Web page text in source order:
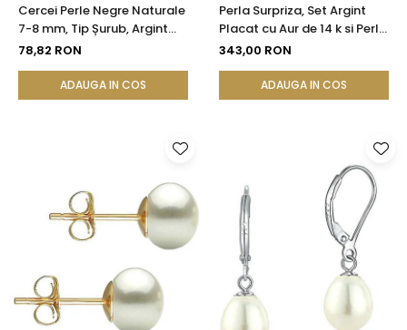
Cercei Perle Negre Naturale
7-8 mm, Tip Șurub, Argint
925 - Calitate AAA |
78,82 RON
ADAUGA IN COS
Perla Surpriza, Set Argint
Placat cu Aur de 14 k si Perle
Naturale
343,00 RON
ADAUGA IN COS